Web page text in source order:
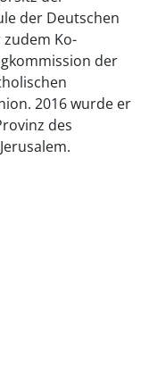
der Deutschen
zudem Ko-
der
2016 wurde er
des